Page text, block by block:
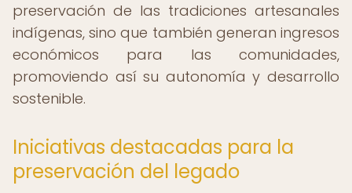
preservación de las tradiciones artesanales
indígenas, sino que también generan ingresos
económicos para las comunidades,
promoviendo así su autonomía y desarrollo
sostenible.
Iniciativas destacadas para la
preservación del legado